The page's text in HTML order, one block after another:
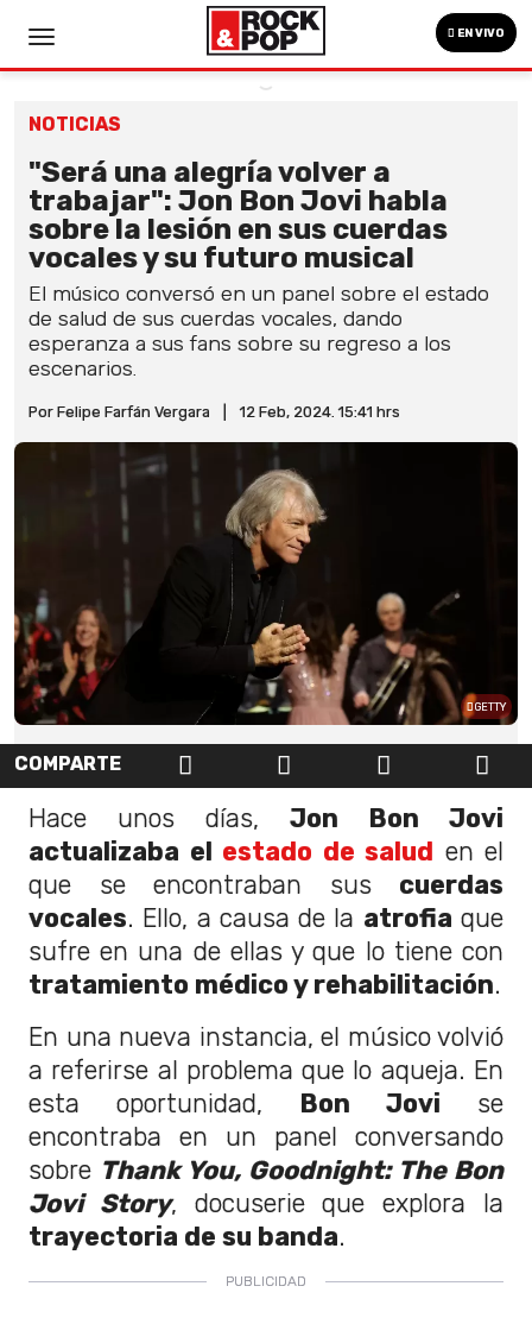
EN VIVO
NOTICIAS
"Será una alegría volver a
trabajar": Jon Bon Jovi habla
sobre la lesión en sus cuerdas
vocales y su futuro musical
El músico conversó en un panel sobre el estado
de salud de sus cuerdas vocales, dando
esperanza a sus fans sobre su regreso a los
escenarios.
Por Felipe Farfán Vergara 12 Feb, 2024. 15:41 hrs
GETTY
COMPARTE
Hace unos días, Jon Bon Jovi
actualizaba el estado de salud en el
que se encontraban sus cuerdas
vocales. Ello, a causa de la atrofia que
sufre en una de ellas y que lo tiene con
tratamiento médico y rehabilitación.
En una nueva instancia, el músico volvió
a referirse al problema que lo aqueja. En
esta oportunidad, Bon Jovi se
encontraba en un panel conversando
sobre Thank You, Goodnight: The Bon
Jovi Story, docuserie que explora la
trayectoria de su banda.